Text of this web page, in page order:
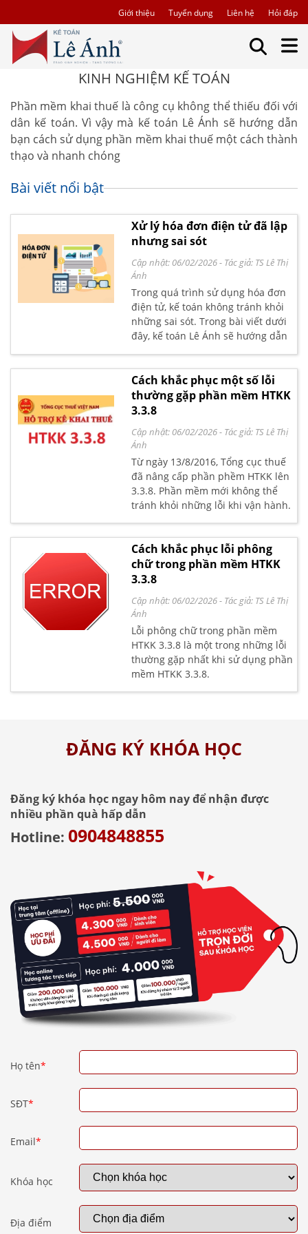
Giới thiệu Tuyển dụng Liên hệ Hỏi đáp
KINH NGHIỆM KẾ TOÁN
Phần mềm khai thuế là công cụ không thể thiếu đối với
dân kế toán. Vì vậy mà kế toán Lê Ánh sẽ hướng dẫn
bạn cách sử dụng phần mềm khai thuế một cách thành
thạo và nhanh chóng
Bài viết nổi bật
Xử lý hóa đơn điện tử đã lập
nhưng sai sót
Cập nhật: 06/02/2026- Tác giả: TS Lê Thị
Ánh
Trong quá trình sử dụng hóa đơn
điện tử, kế toán không tránh khỏi
những sai sót. Trong bài viết dưới
đây, kế toán Lê Ánh sẽ hướng dẫn
được quy định tại Nghị định
119/2018/NĐ-CP.
Cách khắc phục một số lỗi
thường gặp phần mềm HTKK
3.3.8
Cập nhật: 06/02/2026- Tác giả: TS Lê Thị
Ánh
Từ ngày 13/8/2016, Tổng cục thuế
đã nâng cấp phần phềm HTKK lên
3.3.8. Phần mềm mới không thể
tránh khỏi những lỗi khi vận hành.
Cách khắc phục lỗi phông
chữ trong phần mềm HTKK
3.3.8
Cập nhật: 06/02/2026- Tác giả: TS Lê Thị
Ánh
Lỗi phông chữ trong phần mềm
HTKK 3.3.8 là một trong những lỗi
thường gặp nhất khi sử dụng phần
mềm HTKK 3.3.8.
ĐĂNG KÝ KHÓA HỌC
Đăng ký khóa học ngay hôm nay để nhận được
nhiều phần quà hấp dẫn
Hotline: 0904848855
Họ tên*
SĐT*
Email*
Khóa học
Địa điểm